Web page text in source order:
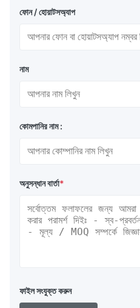
ফোন / হোয়াটসঅ্যাপ
নাম
কোমপানির নাম :
অনুসন্ধান বার্তা*
ফাইল সংযুক্ত করুন